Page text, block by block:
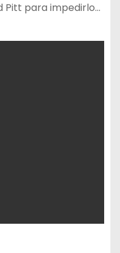
Pitt para impedirlo…